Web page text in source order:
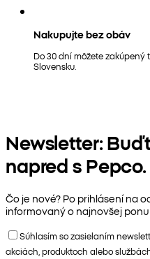
Nakupujte bez obáv
Do 30 dní môžete
Slovensku.
Newsletter:
napred s Pepco.
Čo je nové? Po prihlásení na
informovaný o najnovšej
Súhlasím so zasielaním
akciách, produktoch alebo